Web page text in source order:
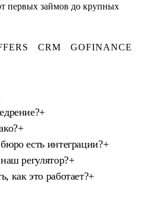
займов до крупных
CRM
GOFINANCE
+
+
есть интеграции?+
регулятор?+
как это работает?+